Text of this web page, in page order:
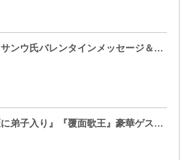
『探偵なふたり：リターンズ』クォン・サンウ氏バレンタインメッセージ＆キャラ映像解禁
『イ・スンギのチプサ​ブイルチェ～師匠に弟子入り』『覆面歌王』​豪華ゲスト続々登場！